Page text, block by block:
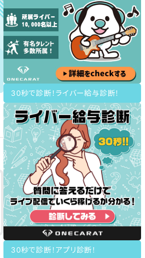
30秒で診断！ライバー給与診断！
30秒で診断！アプリ診断！